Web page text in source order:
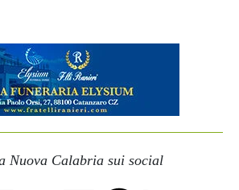
Nuova Calabria sui social